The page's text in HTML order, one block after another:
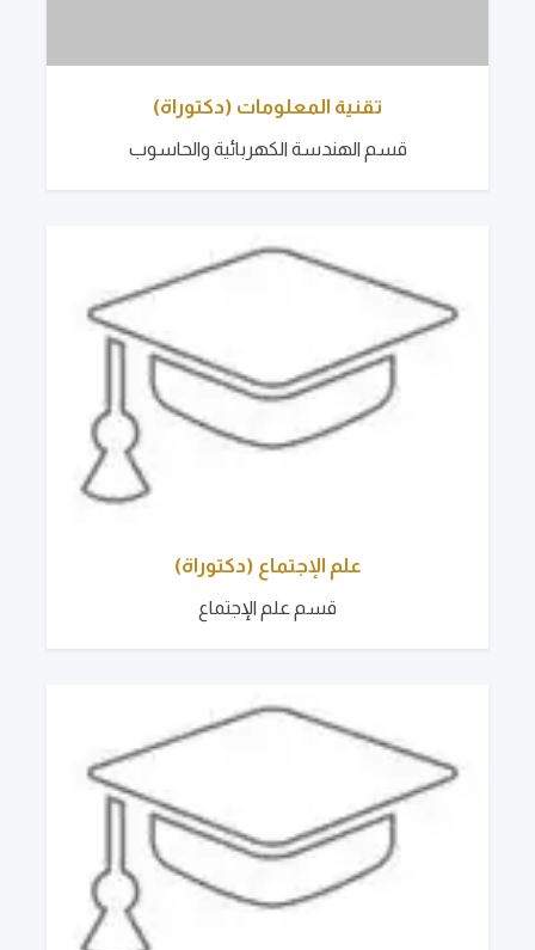
تقنية المعلومات (دكتوراة)
قسم الهندسة الكهربائية والحاسوب
علم الإجتماع (دكتوراة)
قسم علم الإجتماع